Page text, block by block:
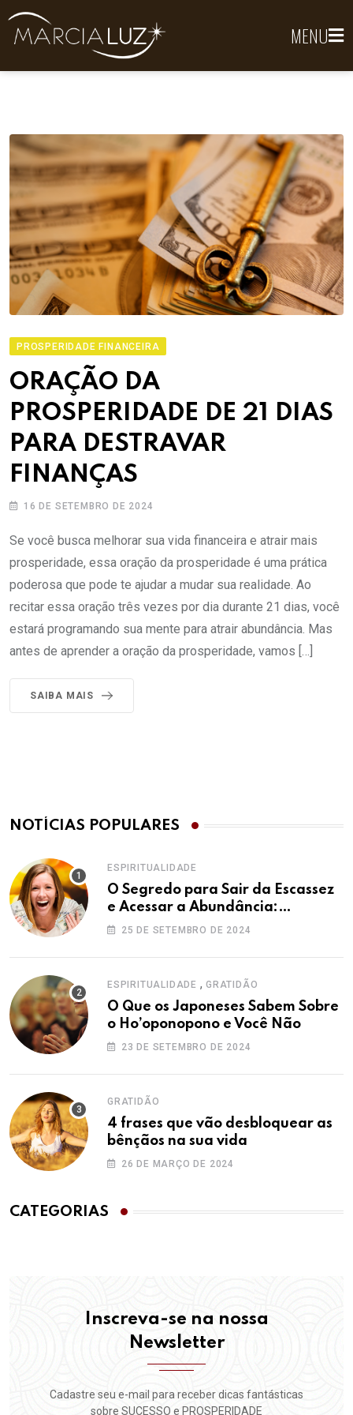
MENU
PROSPERIDADE FINANCEIRA
ORAÇÃO DA
PROSPERIDADE DE 21 DIAS
PARA DESTRAVAR
FINANÇAS
16 DE SETEMBRO DE 2024
Se você busca melhorar sua vida financeira e atrair mais
prosperidade, essa oração da prosperidade é uma prática
poderosa que pode te ajudar a mudar sua realidade. Ao
recitar essa oração três vezes por dia durante 21 dias, você
estará programando sua mente para atrair abundância. Mas
antes de aprender a oração da prosperidade, vamos […]
SAIBA MAIS
NOTÍCIAS POPULARES
ESPIRITUALIDADE
O Segredo para Sair da Escassez
e Acessar a Abundância:
Ho’oponopono pela Prosperidade
25 DE SETEMBRO DE 2024
ESPIRITUALIDADE , GRATIDÃO
O Que os Japoneses Sabem Sobre
o Ho’oponopono e Você Não
23 DE SETEMBRO DE 2024
GRATIDÃO
4 frases que vão desbloquear as
bênçãos na sua vida
26 DE MARÇO DE 2024
CATEGORIAS
Inscreva-se na nossa
Newsletter
Cadastre seu e-mail para receber dicas fantásticas
sobre SUCESSO e PROSPERIDADE